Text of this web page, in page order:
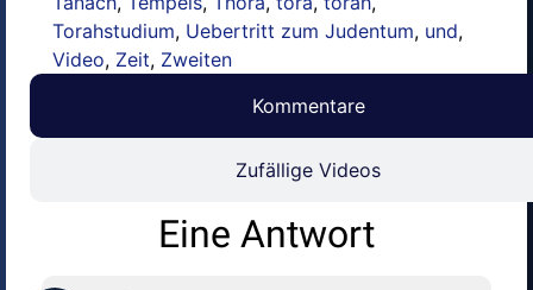
Torahstudium, Uebertritt zum Judentum, und,
Video, Zeit, Zweiten
Kommentare
Zufällige Videos
Eine Antwort